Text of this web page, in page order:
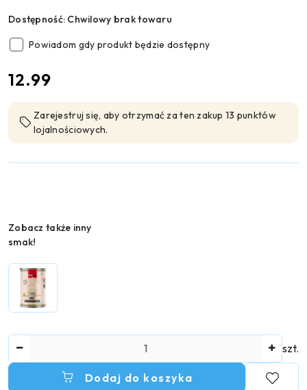
Dostępność: Chwilowy brak towaru
Powiadom gdy produkt będzie dostępny
cena:
12.99
Zarejestruj się, aby otrzymać za ten zakup 13 punktów
lojalnościowych.
Wariant
Zobacz także inny
smak!
szt.
Dodaj do koszyka